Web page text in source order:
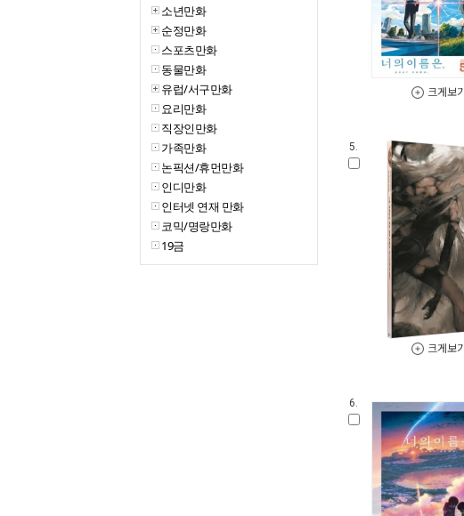
소년만화
순정만화
스포츠만화
동물만화
유럽/서구만화
요리만화
직장인만화
가족만화
논픽션/휴먼만화
인디만화
인터넷 연재 만화
코믹/명랑만화
19금
크게보기
5.
크게보기
6.